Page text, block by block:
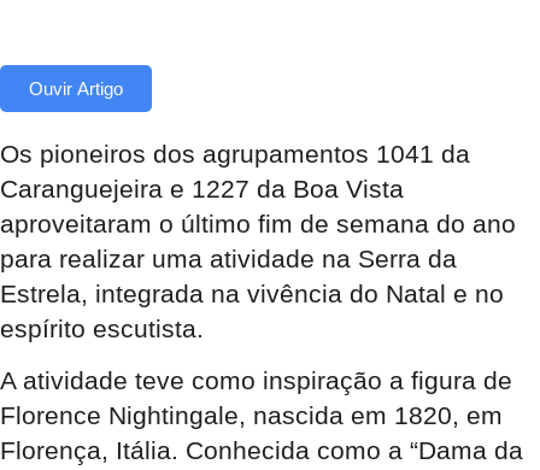
Ouvir Artigo
Os pioneiros dos agrupamentos 1041 da
Caranguejeira e 1227 da Boa Vista
aproveitaram o último fim de semana do ano
para realizar uma atividade na Serra da
Estrela, integrada na vivência do Natal e no
espírito escutista.
A atividade teve como inspiração a figura de
Florence Nightingale, nascida em 1820, em
Florença, Itália. Conhecida como a “Dama da